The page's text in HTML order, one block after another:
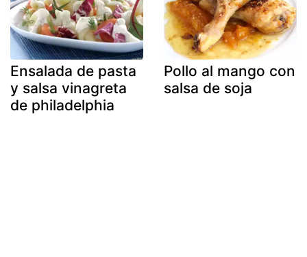
Ensalada de pasta
y salsa vinagreta
de philadelphia
Pollo al mango con
salsa de soja